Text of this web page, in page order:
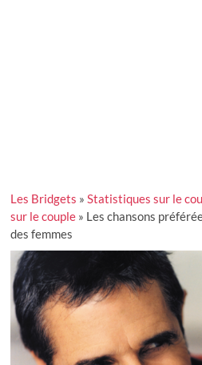
Les Bridgets »Statistiques sur le
sur le couple » Les chansons
des femmes